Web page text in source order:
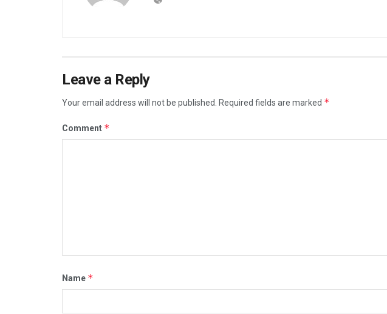
Leave a Reply
Your email address will not be published. Required fields are marked *
Comment *
Name *